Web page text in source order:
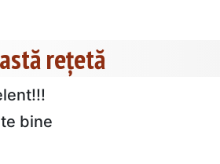
reţetă
bine